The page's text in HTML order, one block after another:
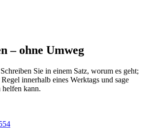
– ohne Umweg
Sie in einem Satz, worum es geht;
innerhalb eines Werktags und sage
kann.